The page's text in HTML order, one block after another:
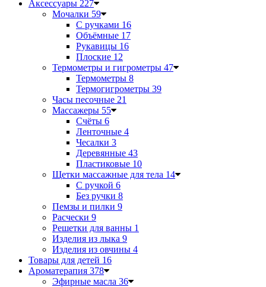
Аксессуары 227
Мочалки 59
С ручками 16
Объёмные 17
Рукавицы 16
Плоские 12
Термометры и гигрометры 47
Термометры 8
Термогигрометры 39
Часы песочные 21
Массажеры 55
Счёты 6
Ленточные 4
Чесалки 3
Деревянные 43
Пластиковые 10
Щетки массажные для тела 14
С ручкой 6
Без ручки 8
Пемзы и пилки 9
Расчески 9
Решетки для ванны 1
Изделия из лыка 9
Изделия из овчины 4
Товары для детей 16
Ароматерапия 378
Эфирные масла 36